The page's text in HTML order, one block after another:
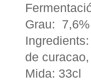
Grau: 7,6%
de
Mida: 33cl